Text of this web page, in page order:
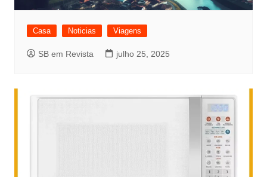
Casa Noticias Viagens
SB em Revista julho 25, 2025